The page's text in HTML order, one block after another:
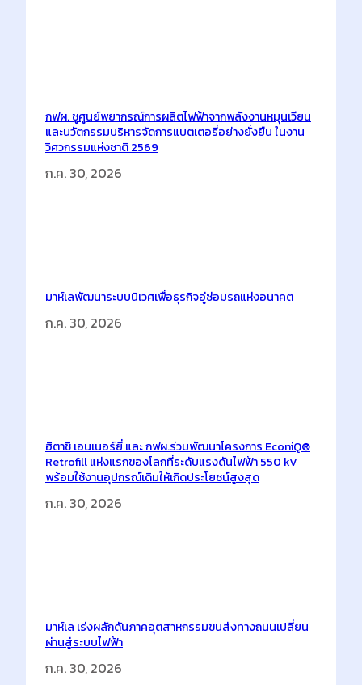
กฟผ. ชูศูนย์พยากรณ์การผลิตไฟฟ้าจากพลังงานหมุนเวียน
และนวัตกรรมบริหารจัดการแบตเตอรี่อย่างยั่งยืน ในงาน
วิศวกรรมแห่งชาติ 2569
ก.ค. 30, 2026
มาห์เลพัฒนาระบบนิเวศเพื่อธุรกิจอู่ซ่อมรถแห่งอนาคต
ก.ค. 30, 2026
ฮิตาชิ เอนเนอร์ยี่ และ กฟผ.ร่วมพัฒนาโครงการ EconiQ®
Retrofill แห่งแรกของโลกที่ระดับแรงดันไฟฟ้า 550 kV
พร้อมใช้งานอุปกรณ์เดิมให้เกิดประโยชน์สูงสุด
ก.ค. 30, 2026
มาห์เล เร่งผลักดันภาคอุตสาหกรรมขนส่งทางถนนเปลี่ยน
ผ่านสู่ระบบไฟฟ้า
ก.ค. 30, 2026